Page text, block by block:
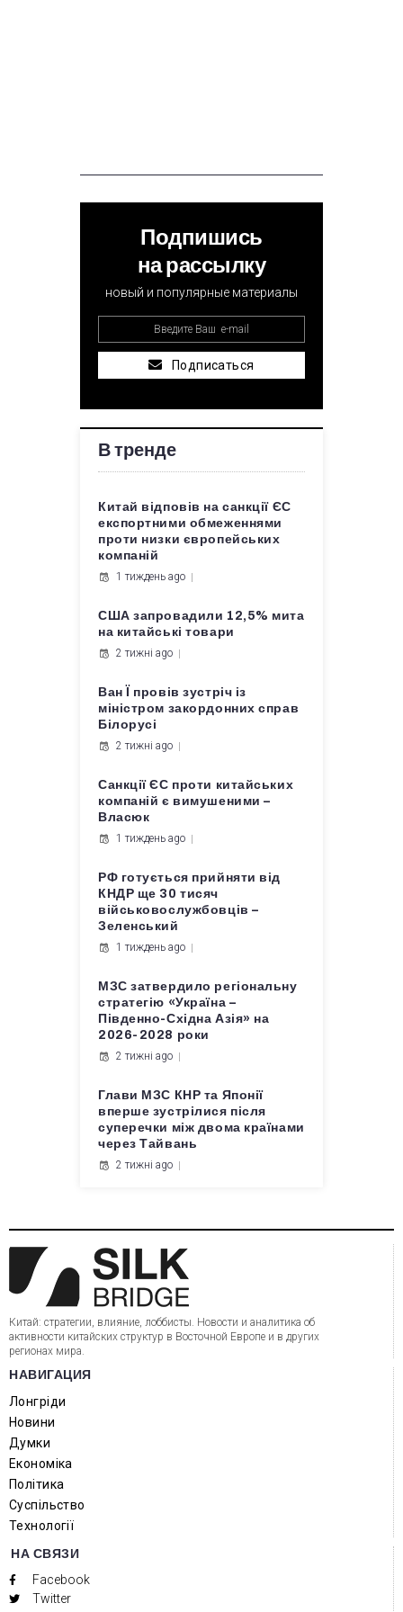
Подпишись
на рассылку
новый и популярные материалы
Подписаться
В тренде
Китай відповів на санкції ЄС
експортними обмеженнями
проти низки європейських
компаній
1 тиждень ago
США запровадили 12,5% мита
на китайські товари
2 тижні ago
Ван Ї провів зустріч із
міністром закордонних справ
Білорусі
2 тижні ago
Санкції ЄС проти китайських
компаній є вимушеними –
Власюк
1 тиждень ago
РФ готується прийняти від
КНДР ще 30 тисяч
військовослужбовців –
Зеленський
1 тиждень ago
МЗС затвердило регіональну
стратегію «Україна –
Південно-Східна Азія» на
2026-2028 роки
2 тижні ago
Глави МЗС КНР та Японії
вперше зустрілися після
суперечки між двома країнами
через Тайвань
2 тижні ago
Китай: стратегии, влияние, лоббисты. Новости и аналитика об
активности китайских структур в Восточной Европе и в других
регионах мира.
НАВИГАЦИЯ
Лонгріди
Новини
Думки
Економіка
Політика
Суспільство
Технології
НА СВЯЗИ
Facebook
Twitter